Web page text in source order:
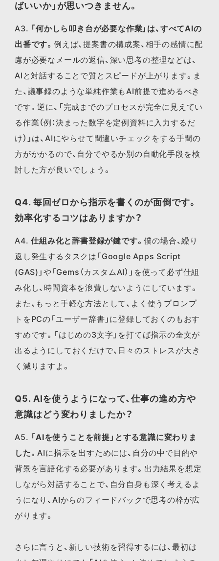
ばいいか」が思いつきません。
A3. 「何かしら叩き台が必要な作業」は、すべてAIの
出番です。 例えば、提案書の構成案、相手の感情に配
慮が必要なメールの返信、深い思考の整理などは、
AIと対話することで質とスピードが上がります。ま
た、議事録のような単純作業もAI前提で進めるべき
です。逆に、「完成までのプロセスが完全に見えてい
る作業（例：決まった数字を定例資料に入力するだ
け）」は、AIにやらせて間違いチェックをする手間の
方がかかるので、自分でやるか別の自動化手段を検
討した方が良いでしょう。
Q4. 毎回ゼロから指示を書くのが面倒です。
効率化するコツはありますか？
A4.仕組み化と辞書登録が鍵です。僕の場合、繰り
返し発生するタスクは「Google Apps Script
(GAS)」や「Gems（カスタムAI）」を使って必ず仕組
み化し、時間資本を浪費しないようにしています。
また、もっと手軽な方法として、よく使うプロンプ
トをPCの「ユーザー辞書」に登録しておくのもおす
すめです。「はじめの3文字」を打てば指示の全文が
出るようにしておくだけで、日々のストレスが大き
く減りますよ。
Q5. AIを使うようになって、仕事の進め方や
意識はどう変わりましたか？
A5. 「AIを使うことを前提」とする意識に変わりま
した。AIに指示を出すためには、自分の中で目的や
背景を言語化する必要があります。出力結果を想定
しながら対話することで、自分自身も深く考えるよ
うになり、AIからのフィードバックで思考の枠が広
がります。
さらに言うと、新しい技術を習得するには、最初は